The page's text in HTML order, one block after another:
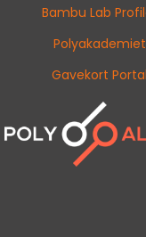
Bambu Lab
Polyakademiet
Gavekort Portal